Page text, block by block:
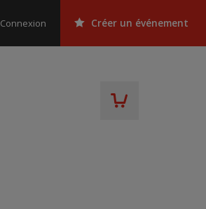
Connexion Créer un événement